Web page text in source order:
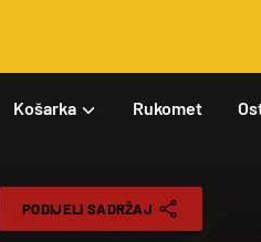
Košarka Rukomet
PODIJELI SADRŽAJ